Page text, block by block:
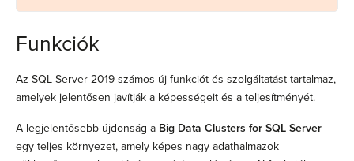
Funkciók
Az SQL Server 2019 számos új funkciót és szolgáltatást tartalmaz,
amelyek jelentősen javítják a képességeit és a teljesítményét.
A legjelentősebb újdonság a Big Data Clusters for SQL Server –
egy teljes környezet, amely képes nagy adathalmazok